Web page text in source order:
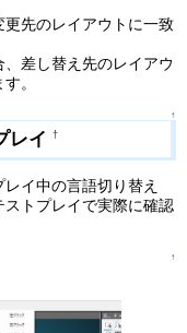
更先のレイアウトに一致
差し替え先のレイアウ
。
↑
レイ †
イ中の言語切り替え
トプレイで実際に確認
↑